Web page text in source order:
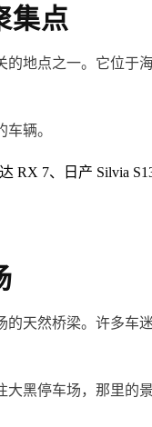
集点
的地点之一。它位于
辆。
RX 7、日产 Silvia
的天然桥梁。许多车
黑停车场，那里的